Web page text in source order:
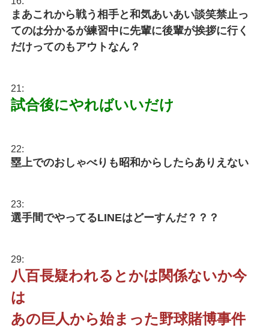
まあこれから戦う相手と和気あいあい談笑禁止っ
てのは分かるが練習中に先輩に後輩が挨拶に行く
だけってのもアウトなん？
21:
試合後にやればいいだけ
22:
塁上でのおしゃべりも昭和からしたらありえない
23:
選手間でやってるLINEはどーすんだ？？？
29:
八百長疑われるとかは関係ないか今
は
あの巨人から始まった野球賭博事件